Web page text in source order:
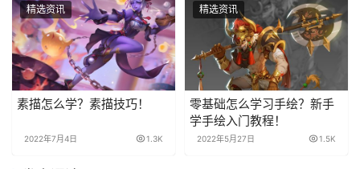
精选资讯
素描怎么学？素描技巧！
2022年7月4日 1.3K
精选资讯
零基础怎么学习手绘？新手
学手绘入门教程！
2022年5月27日 1.5K